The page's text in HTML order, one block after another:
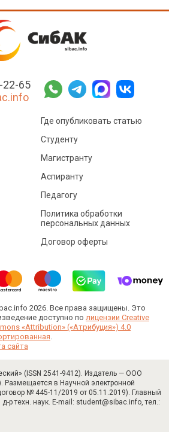
22-65
Где опубликовать статью
Студенту
Магистранту
Аспиранту
Педагогу
Политика обработки
персональных данных
Договор оферты
2026. Все права защищены. Это
доступно по лицензии Creative
«Attribution» («Атрибуция») 4.0
.
сайта
(ISSN 2541-9412). Издатель — ООО
в Научной электронной
№ 445-11/2019 от 05.11.2019). Главный
р техн. наук. E-mail: student@sibac.info, тел.: